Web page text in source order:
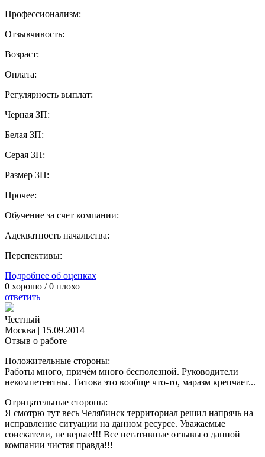
Профессионализм:
Отзывчивость:
Возраст:
Оплата:
Регулярность выплат:
Черная ЗП:
Белая ЗП:
Серая ЗП:
Размер ЗП:
Прочее:
Обучение за счет компании:
Адекватность начальства:
Перспективы:
Подробнее об оценках
0 хорошо /0 плохо
ответить
Честный
Москва | 15.09.2014
Отзыв о работе
Положительные стороны:
Работы много, причём много бесполезной. Руководители
некомпетентны. Титова это вообще что-то, маразм крепчает...
Отрицательные стороны:
Я смотрю тут весь Челябинск территориал решил напрячь на
исправление ситуации на данном ресурсе. Уважаемые
соискатели, не верьте!!! Все негативные отзывы о данной
компании чистая правда!!!